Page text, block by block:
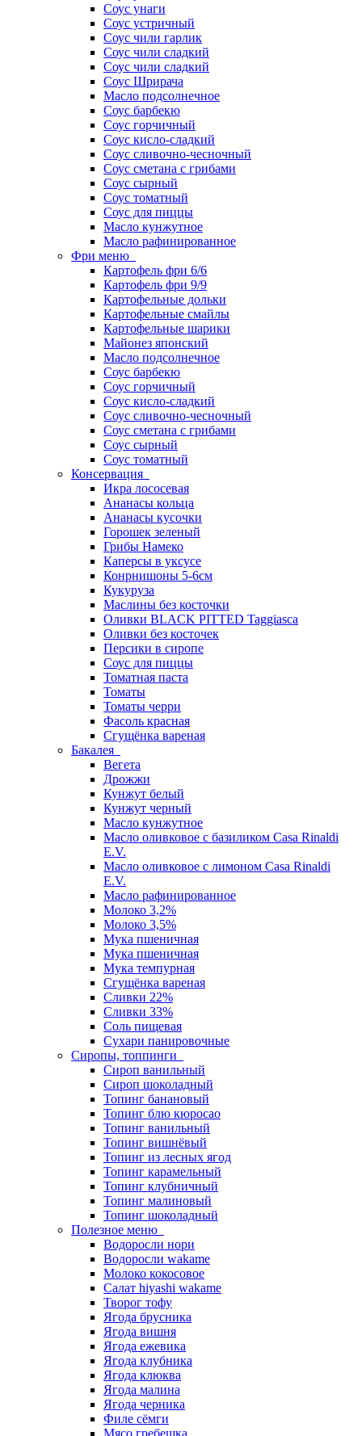
Соус унаги
Соус устричный
Соус чили гарлик
Соус чили сладкий
Соус чили сладкий
Соус Шрирача
Масло подсолнечное
Соус барбекю
Соус горчичный
Соус кисло-сладкий
Соус сливочно-чесночный
Соус сметана с грибами
Соус сырный
Соус томатный
Соус для пиццы
Масло кунжутное
Масло рафинированное
Фри меню
Картофель фри 6/6
Картофель фри 9/9
Картофельные дольки
Картофельные смайлы
Картофельные шарики
Майонез японский
Масло подсолнечное
Соус барбекю
Соус горчичный
Соус кисло-сладкий
Соус сливочно-чесночный
Соус сметана с грибами
Соус сырный
Соус томатный
Консервация
Икра лососевая
Ананасы кольца
Ананасы кусочки
Горошек зеленый
Грибы Намеко
Каперсы в уксусе
Конрнишоны 5-6см
Кукуруза
Маслины без косточки
Оливки BLACK PITTED Taggiasca
Оливки без косточек
Персики в сиропе
Соус для пиццы
Томатная паста
Томаты
Томаты черри
Фасоль красная
Сгущёнка вареная
Бакалея
Вегета
Дрожжи
Кунжут белый
Кунжут черный
Масло кунжутное
Масло оливковое с базиликом Casa Rinaldi
E.V.
Масло оливковое с лимоном Casa Rinaldi
E.V.
Масло рафинированное
Молоко 3,2%
Молоко 3,5%
Мука пшеничная
Мука пшеничная
Мука темпурная
Сгущёнка вареная
Сливки 22%
Сливки 33%
Соль пищевая
Сухари панировочные
Сиропы, топпинги
Сироп ванильный
Сироп шоколадный
Топинг банановый
Топинг блю кюросао
Топинг ванильный
Топинг вишнёвый
Топинг из лесных ягод
Топинг карамельный
Топинг клубничный
Топинг малиновый
Топинг шоколадный
Полезное меню
Водоросли нори
Водоросли wakame
Молоко кокосовое
Салат hiyashi wakame
Творог тофу
Ягода брусника
Ягода вишня
Ягода ежевика
Ягода клубника
Ягода клюква
Ягода малина
Ягода черника
Филе сёмги
Мясо гребешка